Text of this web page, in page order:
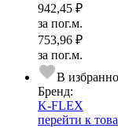
942,45 ₽
за пог.м.
753,96 ₽
за пог.м.
В
Бренд:
K-FLEX
перейти к